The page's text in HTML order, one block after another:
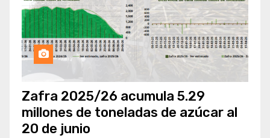
Zafra 2025/26 acumula 5.29
millones de toneladas de azúcar al
20 de junio